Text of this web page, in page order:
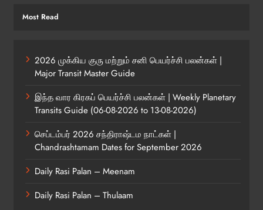
Most Read
2026 முக்கிய குரு மற்றும் சனி பெயர்ச்சி பலன்கள் |
Major Transit Master Guide
இந்த வார கிரகப் பெயர்ச்சி பலன்கள் | Weekly Planetary
Transits Guide (06-08-2026 to 13-08-2026)
செப்டம்பர் 2026 சந்திராஷ்டம நாட்கள் |
Chandrashtamam Dates for September 2026
Daily Rasi Palan – Meenam
Daily Rasi Palan – Thulaam